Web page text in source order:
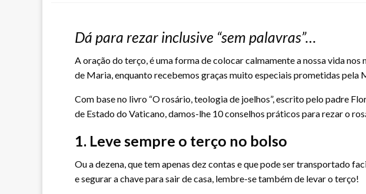
Dá para rezar inclusive “sem palavras”…
A oração do terço, é uma forma de colocar calmamente a nossa vida nos
de Maria, enquanto recebemos graças muito especiais prometidas pela
Com base no livro “O rosário, teologia de joelhos”, escrito pelo padre
de Estado do Vaticano, damos-lhe 10 conselhos práticos para rezar o
1. Leve sempre o terço no bolso
Ou a dezena, que tem apenas dez contas e que pode ser transportado
e segurar a chave para sair de casa, lembre-se também de levar o terço!